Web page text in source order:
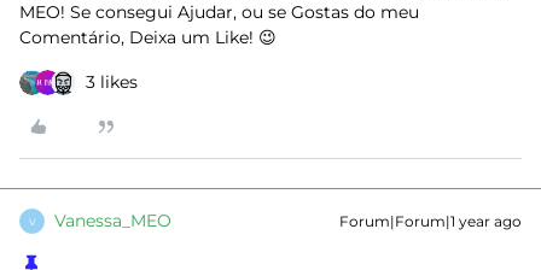
MEO! Se consegui Ajudar, ou se Gostas do meu
Comentário, Deixa um Like! 😉
3 likes
V Vanessa_MEO Forum|Forum|1 year ago